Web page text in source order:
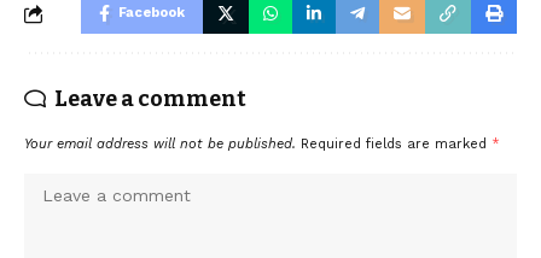
Facebook
Leave a comment
Your email address will not be published. Required fields are marked *